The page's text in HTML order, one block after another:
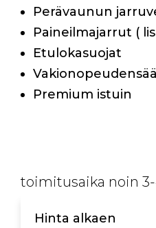
Perävaunun
Paineilmajarrut (
Etulokasuojat
Premium istuin
toimitusaika noin
Hinta alkaen